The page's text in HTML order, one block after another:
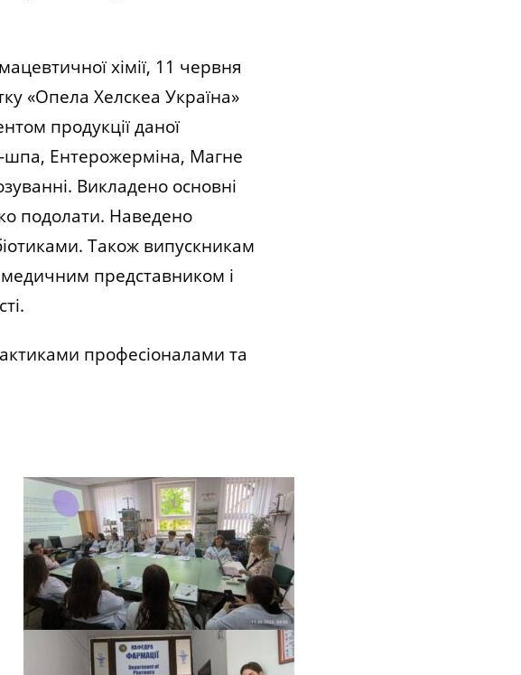
хімії, 11 червня
«Опела Хелскеа Україна»
продукції даної
шпа, Ентерожерміна, Магне
Викладено основні
подолати. Наведено
Також випускникам
медичним представником і
професіоналами та